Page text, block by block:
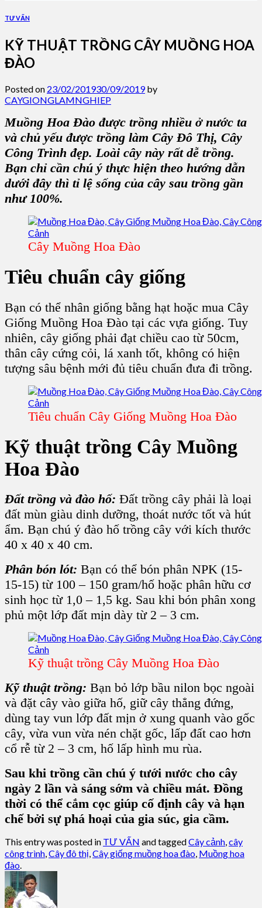
TƯ VẤN
KỸ THUẬT TRỒNG CÂY MUỒNG HOA
ĐÀO
Posted on 23/02/201930/09/2019by
CAYGIONGLAMNGHIEP
Muồng Hoa Đào được trồng nhiều ở nước ta
và chủ yếu được trồng làm Cây Đô Thị, Cây
Công Trình đẹp. Loài cây này rất dễ trồng.
Bạn chỉ cần chú ý thực hiện theo hướng dẫn
dưới đây thì tỉ lệ sống của cây sau trồng gần
như 100%.
Cây Muồng Hoa Đào
Tiêu chuẩn cây giống
Bạn có thể nhân giống bằng hạt hoặc mua Cây
Giống Muồng Hoa Đào tại các vựa giống. Tuy
nhiên, cây giống phải đạt chiều cao từ 50cm,
thân cây cứng cỏi, lá xanh tốt, không có hiện
tượng sâu bệnh mới đủ tiêu chuẩn đưa đi trồng.
Tiêu chuẩn Cây Giống Muồng Hoa Đào
Kỹ thuật trồng Cây Muồng
Hoa Đào
Đất trồng và đào hố: Đất trồng cây phải là loại
đất mùn giàu dinh dưỡng, thoát nước tốt và hút
ẩm. Bạn chú ý đào hố trồng cây với kích thước
40 x 40 x 40 cm.
Phân bón lót: Bạn có thể bón phân NPK (15-
15-15) từ 100 – 150 gram/hố hoặc phân hữu cơ
sinh học từ 1,0 – 1,5 kg. Sau khi bón phân xong
phủ một lớp đất mịn dày từ 2 – 3 cm.
Kỹ thuật trồng Cây Muồng Hoa Đào
Kỹ thuật trồng: Bạn bỏ lớp bầu nilon bọc ngoài
và đặt cây vào giữa hố, giữ cây thẳng đứng,
dùng tay vun lớp đất mịn ở xung quanh vào gốc
cây, vừa vun vừa nén chặt gốc, lấp đất cao hơn
cổ rễ từ 2 – 3 cm, hố lấp hình mu rùa.
Sau khi trồng cần chú ý tưới nước cho cây
ngày 2 lần và sáng sớm và chiều mát. Đồng
thời có thể cắm cọc giúp cố định cây và hạn
chế bởi sự phá hoại của gia súc, gia cầm.
This entry was posted in TƯ VẤN and taggedCây cảnh,cây
công trình,Cây đô thị,Cây giống muồng hoa đào, Muồng hoa
đào.